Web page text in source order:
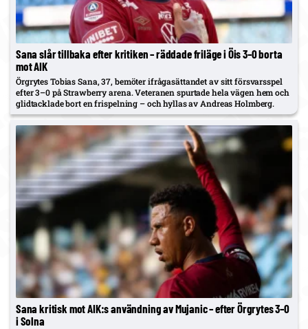
Sana slår tillbaka efter kritiken – räddade friläge i Öis 3–0 borta
mot AIK
Örgrytes Tobias Sana, 37, bemöter ifrågasättandet av sitt försvarsspel
efter 3–0 på Strawberry arena. Veteranen spurtade hela vägen hem och
glidtacklade bort en frispelning – och hyllas av Andreas Holmberg.
Sana kritisk mot AIK:s användning av Mujanic – efter Örgrytes 3–0
i Solna